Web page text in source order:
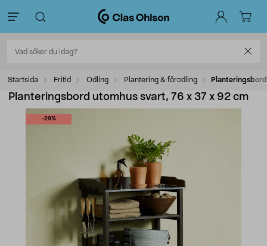
Startsida Fritid Odling Plantering & förodling
Planteringsbord utomhus svart, 76 x 37 x 92 cm
-29%